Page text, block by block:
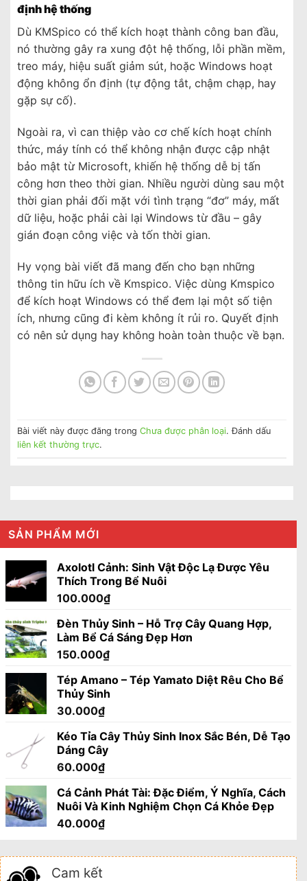
định hệ thống
Dù KMSpico có thể kích hoạt thành công ban đầu,
nó thường gây ra xung đột hệ thống, lỗi phần mềm,
treo máy, hiệu suất giảm sút, hoặc Windows hoạt
động không ổn định (tự động tắt, chậm chạp, hay
gặp sự cố).
Ngoài ra, vì can thiệp vào cơ chế kích hoạt chính
thức, máy tính có thể không nhận được cập nhật
bảo mật từ Microsoft, khiến hệ thống dễ bị tấn
công hơn theo thời gian. Nhiều người dùng sau một
thời gian phải đối mặt với tình trạng “đơ” máy, mất
dữ liệu, hoặc phải cài lại Windows từ đầu – gây
gián đoạn công việc và tốn thời gian.
Hy vọng bài viết đã mang đến cho bạn những
thông tin hữu ích về Kmspico. Việc dùng Kmspico
để kích hoạt Windows có thể đem lại một số tiện
ích, nhưng cũng đi kèm không ít rủi ro. Quyết định
có nên sử dụng hay không hoàn toàn thuộc về bạn.
Bài viết này được đăng trong Chưa được phân loại. Đánh dấu
liên kết thường trực.
SẢN PHẨM MỚI
Axolotl Cảnh: Sinh Vật Độc Lạ Được Yêu
Thích Trong Bể Nuôi
100.000₫
Đèn Thủy Sinh – Hỗ Trợ Cây Quang Hợp,
Làm Bể Cá Sáng Đẹp Hơn
150.000₫
Tép Amano – Tép Yamato Diệt Rêu Cho Bể
Thủy Sinh
30.000₫
Kéo Tỉa Cây Thủy Sinh Inox Sắc Bén, Dễ Tạo
Dáng Cây
60.000₫
Cá Cảnh Phát Tài: Đặc Điểm, Ý Nghĩa, Cách
Nuôi Và Kinh Nghiệm Chọn Cá Khỏe Đẹp
40.000₫
Cam kết